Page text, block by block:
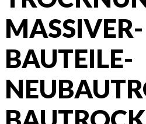
MASSIVER-
BAUTEILE-